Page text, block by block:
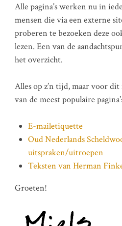
Alle pagina’s werken nu in
mensen die via een externe
proberen te bezoeken deze
lezen. Een van de
het overzicht.
Alles op z’n tijd, maar voor
van de meest populaire
E-mailetiquette
Oud Nederlands
uitspraken/uitroepen
Teksten van Herman
Groeten!